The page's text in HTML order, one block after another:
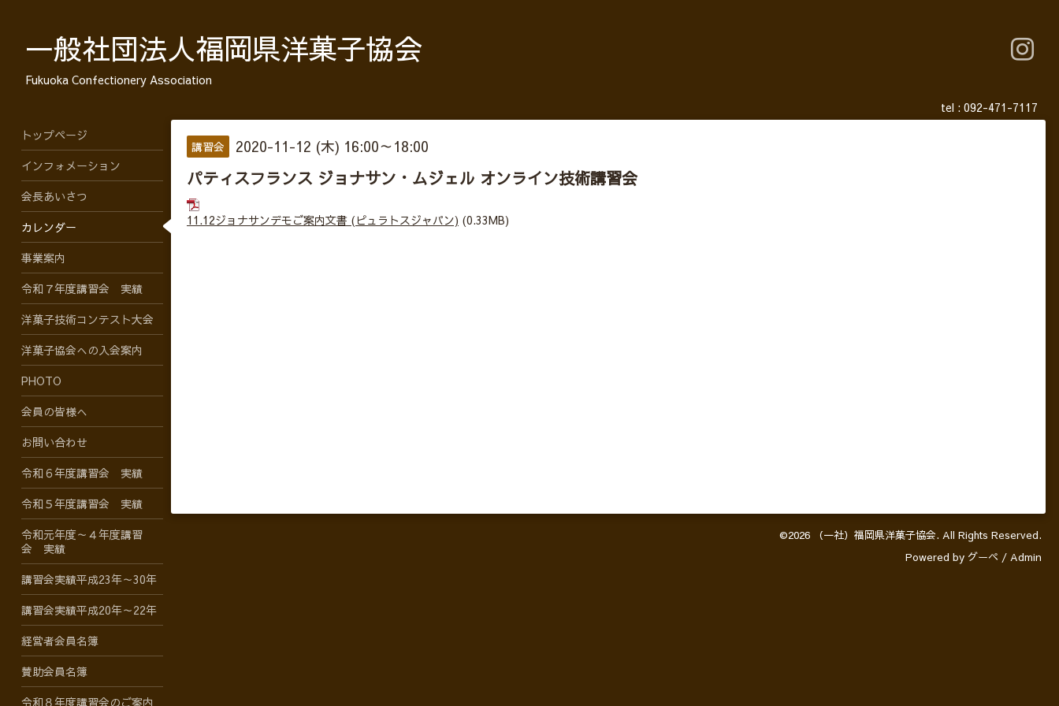
一般社団法人福岡県洋菓子協会
Fukuoka Confectionery Association
tel : 092-471-7117
講習会 2020-11-12 (木) 16:00～18:00
パティスフランス ジョナサン・ムジェル オンライン技術講習会
11.12ジョナサンデモご案内文書 (ピュラトスジャパン) (0.33MB)
©2026 （一社）福岡県洋菓子協会. All Rights Reserved.
Powered by グーペ / Admin
トップページ
インフォメーション
会長あいさつ
カレンダー
事業案内
令和７年度講習会 実績
洋菓子技術コンテスト大会
洋菓子協会への入会案内
PHOTO
会員の皆様へ
お問い合わせ
令和６年度講習会 実績
令和５年度講習会 実績
令和元年度～４年度講習
会 実績
講習会実績平成23年～30年
講習会実績平成20年～22年
経営者会員名簿
賛助会員名簿
令和８年度講習会のご案内